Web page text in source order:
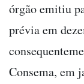
órgão emitiu
prévia em
Consema, em